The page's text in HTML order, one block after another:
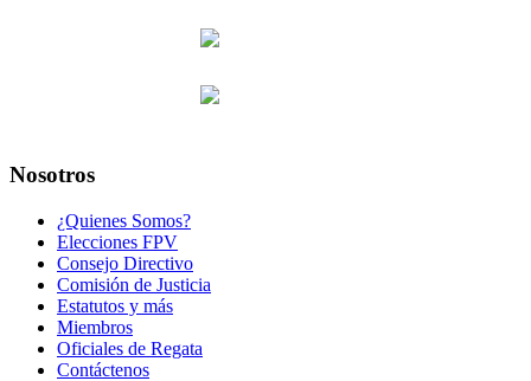
Nosotros
¿Quienes Somos?
Elecciones FPV
Consejo Directivo
Comisión de Justicia
Estatutos y más
Miembros
Oficiales de Regata
Contáctenos